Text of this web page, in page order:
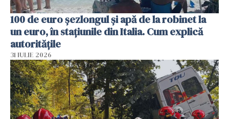
100 de euro șezlongul și apă de la robinet la
un euro, în stațiunile din Italia. Cum explică
autoritățile
31 IULIE 2026